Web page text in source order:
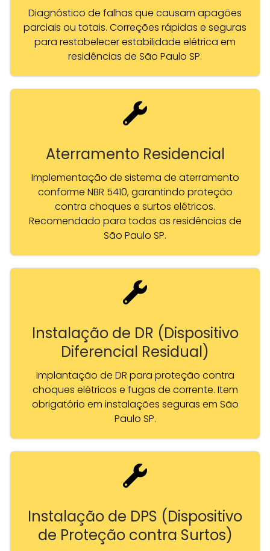
Diagnóstico de falhas que causam apagões
parciais ou totais. Correções rápidas e seguras
para restabelecer estabilidade elétrica em
residências de São Paulo SP.
Aterramento Residencial
Implementação de sistema de aterramento
conforme NBR 5410, garantindo proteção
contra choques e surtos elétricos.
Recomendado para todas as residências de
São Paulo SP.
Instalação de DR (Dispositivo
Diferencial Residual)
Implantação de DR para proteção contra
choques elétricos e fugas de corrente. Item
obrigatório em instalações seguras em São
Paulo SP.
Instalação de DPS (Dispositivo
de Proteção contra Surtos)